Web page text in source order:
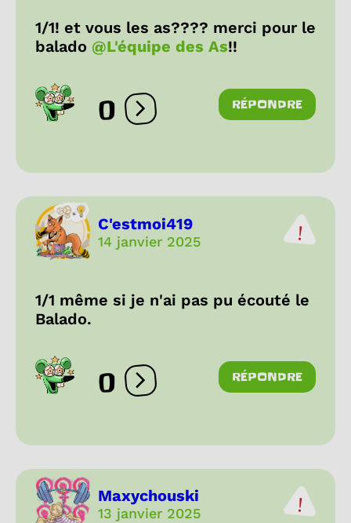
1/1! et vous les as???? merci pour le
balado @L'équipe des As!!
0 Ouvrir les réactions
RÉPONDRE
C'estmoi419
14 janvier 2025
1/1 même si je n'ai pas pu écouté le
Balado.
0 Ouvrir les réactions
RÉPONDRE
Maxychouski
13 janvier 2025